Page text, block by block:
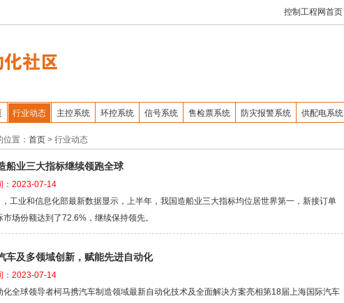
控制工程网首页
行业动态 主控系统 环控系统 信号系统 售检票系统 防灾报警系统 供配电系统
置： 首页 > 行业动态
船业三大指标继续领跑全球
：2023-07-14
工业和信息化部最新数据显示，上半年，我国造船业三大指标均位居世界第一，新接订单
市场份额达到了72.6%，继续保持领先。
车及多领域创新，赋能先进自动化
：2023-07-14
化全球领导者柯马携汽车制造领域最新自动化技术及全面解决方案亮相第18届上海国际汽车